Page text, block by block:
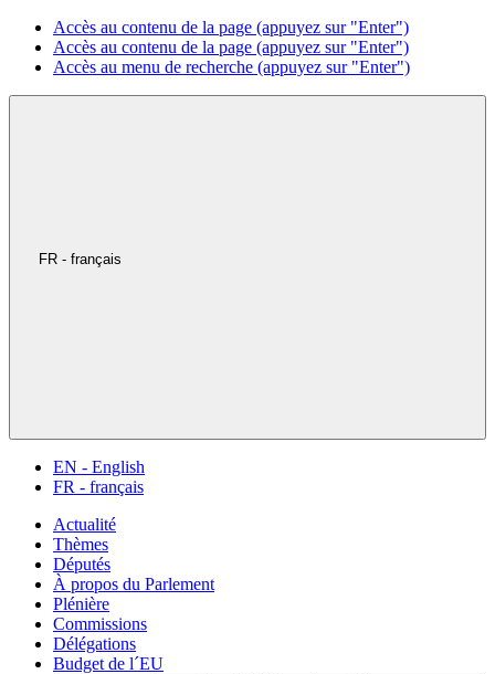
Accès au contenu de la page (appuyez sur "Enter")
Accès au contenu de la page (appuyez sur "Enter")
Accès au menu de recherche (appuyez sur "Enter")
FR - français
EN - English
FR - français
Actualité
Thèmes
Députés
À propos du Parlement
Plénière
Commissions
Délégations
Budget de l´EU